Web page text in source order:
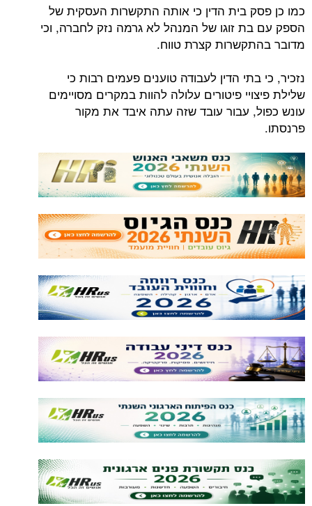
כמו כן פסק בית הדין כי אותה התקשרות העסקית של
הספק עם בת זוגו של המנהל לא גרמה נזק לחברה, וכי
מדובר בהתקשרות קצרת טווח.
נזכיר, כי בתי הדין לעבודה טוענים פעמים רבות כי
שלילת פיצויי פיטורים עלולה להוות במקרים מסויימים
עונש כפול, עבור עובד שזה עתה איבד את מקור
פרנסתו.